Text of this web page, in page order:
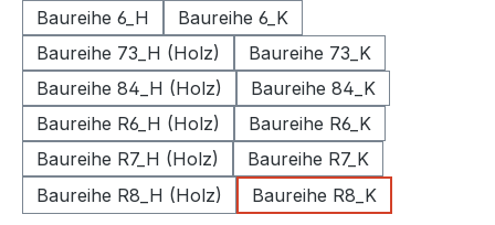
Baureihe 6_H
Baureihe 6_K
Baureihe 73_H (Holz)
Baureihe 73_K
Baureihe 84_H (Holz)
Baureihe 84_K
Baureihe R6_H (Holz)
Baureihe R6_K
Baureihe R7_H (Holz)
Baureihe R7_K
Baureihe R8_H (Holz)
Baureihe R8_K